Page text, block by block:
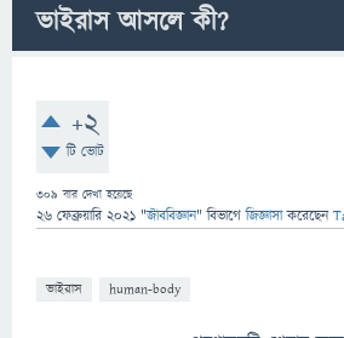
ভাইরাস আসলে কী?
+2
টি ভোট
309 বার দেখা হয়েছে
26 ফেব্রুয়ারি 2021 "জীববিজ্ঞান" বিভাগে জিজ্ঞাসাকরেছেন
ভাইরাস human-body